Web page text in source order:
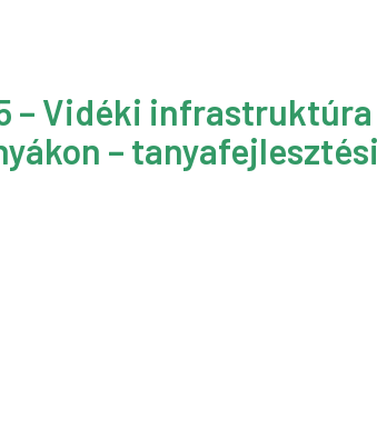
– Vidéki
–